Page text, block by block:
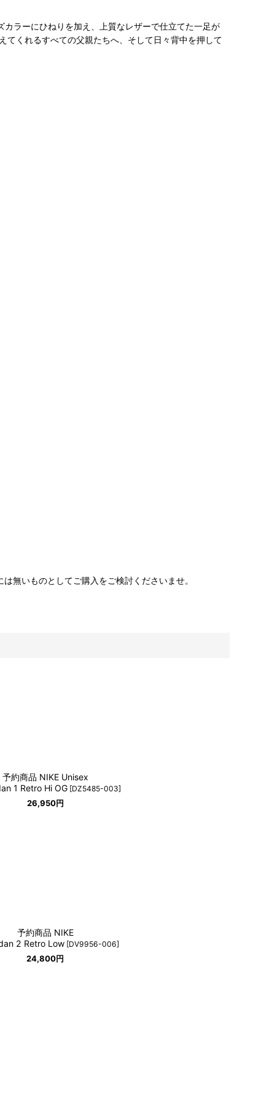
ラーにひねりを加え、上質なレザーで仕立てた一足が
てくれるすべての父親たちへ、そして日々背中を押して
無いものとしてご購入をご検討くださいませ。
予約商品 NIKE Unisex
1 Retro Hi OG [DZ5485-003]
26,950円
予約商品 NIKE
2 Retro Low [DV9956-006]
24,800円